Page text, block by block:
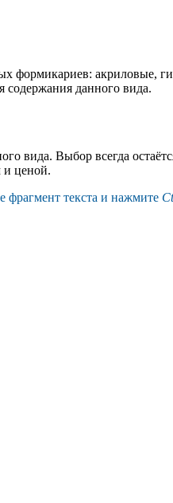
формикариев:
содержания данного вида.
вида. Выбор всегда
и ценой.
фрагмент текста и нажмите